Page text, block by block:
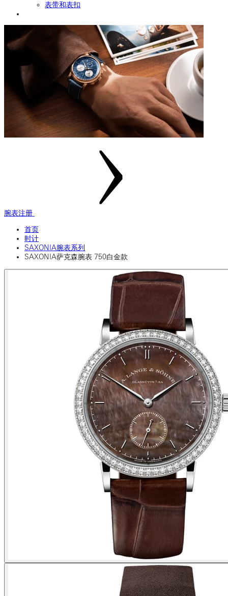
表带和表扣
腕表注册
首页
时计
SAXONIA腕表系列
SAXONIA萨克森腕表 750白金款